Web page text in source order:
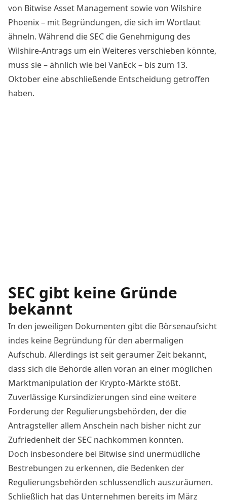
von Bitwise Asset Management sowie von Wilshire
Phoenix – mit Begründungen, die sich im Wortlaut
ähneln. Während die SEC die Genehmigung des
Wilshire-Antrags um ein Weiteres verschieben könnte,
muss sie – ähnlich wie bei VanEck – bis zum 13.
Oktober eine abschließende Entscheidung getroffen
haben.
SEC gibt keine Gründe
bekannt
In den jeweiligen Dokumenten gibt die Börsenaufsicht
indes keine Begründung für den abermaligen
Aufschub. Allerdings ist seit geraumer Zeit bekannt,
dass sich die Behörde allen voran an einer möglichen
Marktmanipulation der Krypto-Märkte stößt.
Zuverlässige Kursindizierungen sind eine weitere
Forderung der Regulierungsbehörden, der die
Antragsteller allem Anschein nach bisher nicht zur
Zufriedenheit der SEC nachkommen konnten.
Doch insbesondere bei Bitwise sind unermüdliche
Bestrebungen zu erkennen, die Bedenken der
Regulierungsbehörden schlussendlich auszuräumen.
Schließlich hat das Unternehmen bereits im März